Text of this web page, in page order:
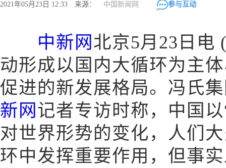
2021年05月23日 12:33 来源： 中国新闻网 参与互动
中新网 北京5月23日电
动形成以国内大循环为主
促进的新发展格局。冯氏
新网 记者专访时称，中国
对世界形势的变化，人们
环中发挥重要作用，但事